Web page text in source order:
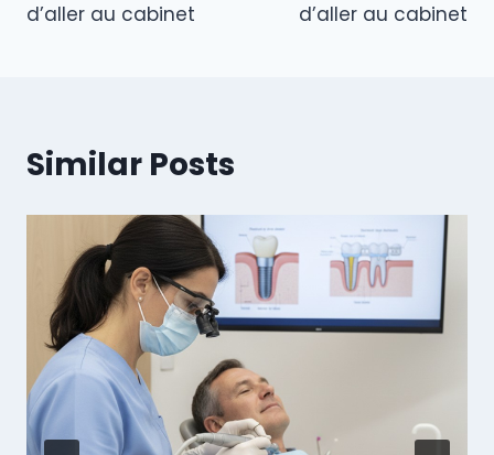
d’aller au cabinet
d’aller au cabinet
Similar Posts